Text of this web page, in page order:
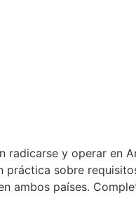
radicarse y operar en
sobre
ambos países.